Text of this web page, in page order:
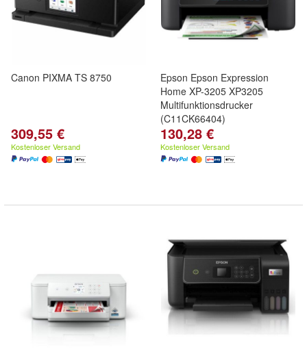
Canon PIXMA TS 8750
309,55 €
Kostenloser Versand
Epson Epson Expression
Home XP-3205 XP3205
Multifunktionsdrucker
(C11CK66404)
130,28 €
Kostenloser Versand